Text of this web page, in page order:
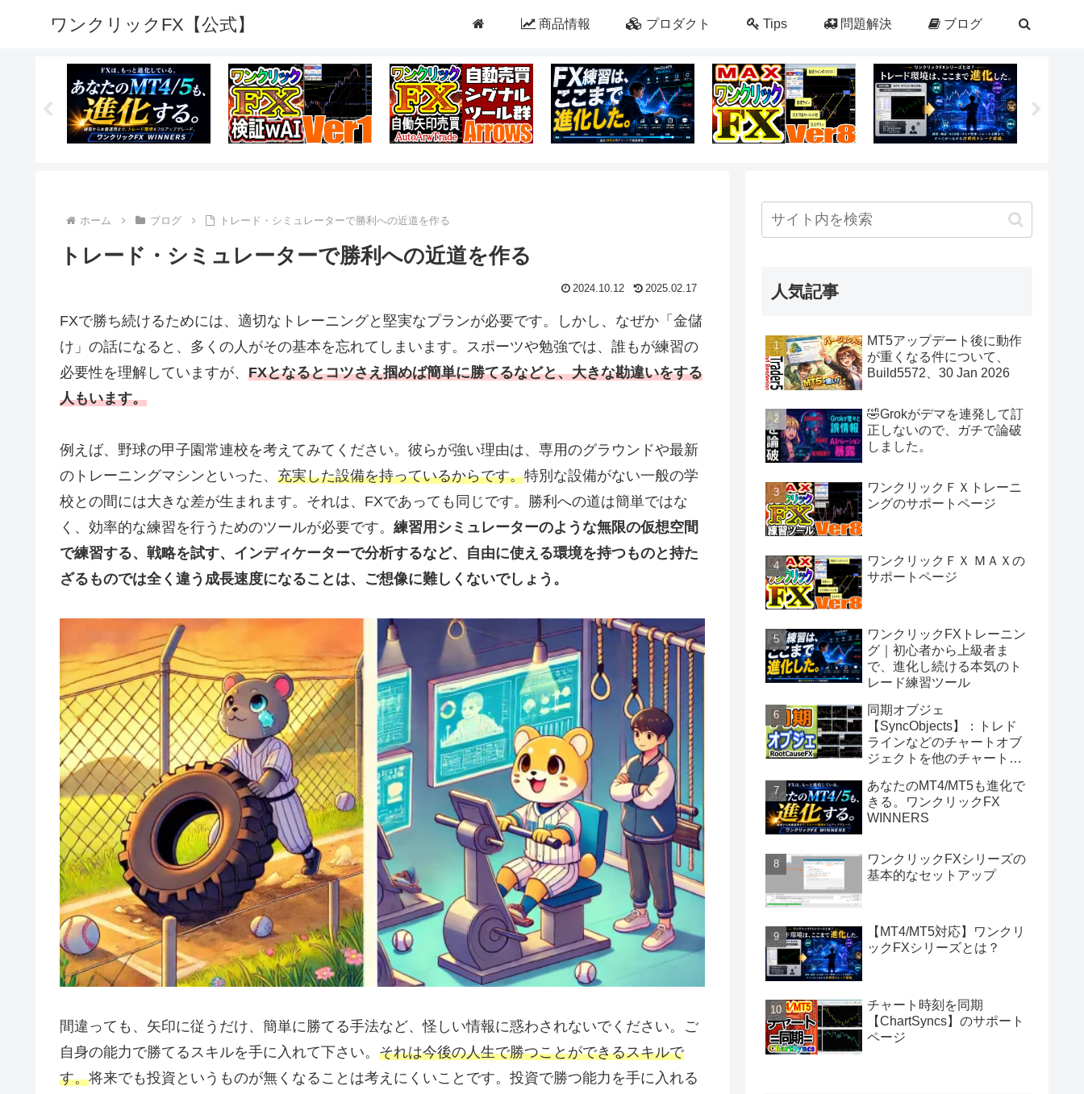
ワンクリックFX【公式】 商品情報 プロダクト Tips 問題解決 ブログ
ホーム ブログ トレード・シミュレーターで勝利への近道を作る
トレード・シミュレーターで勝利への近道を作る
2024.10.12 2025.02.17
FXで勝ち続けるためには、適切なトレーニングと堅実なプランが必要です。しかし、なぜか「金儲
け」の話になると、多くの人がその基本を忘れてしまいます。スポーツや勉強では、誰もが練習の
必要性を理解していますが、 FXとなるとコツさえ掴めば簡単に勝てるなどと、大きな勘違いをする
人もいます。
例えば、野球の甲子園常連校を考えてみてください。彼らが強い理由は、専用のグラウンドや最新
のトレーニングマシンといった、 充実した設備を持っているからです。特別な設備がない一般の学
校との間には大きな差が生まれます。それは、FXであっても同じです。勝利への道は簡単ではな
く、効率的な練習を行うためのツールが必要です。 練習用シミュレーターのような無限の仮想空間
で練習する、戦略を試す、インディケーターで分析するなど、自由に使える環境を持つものと持た
ざるものでは全く違う成長速度になることは、ご想像に難しくないでしょう。
間違っても、矢印に従うだけ、簡単に勝てる手法など、怪しい情報に惑わされないでください。ご
自身の能力で勝てるスキルを手に入れて下さい。 それは今後の人生で勝つことができるスキルで
す。将来でも投資というものが無くなることは考えにくいことです。投資で勝つ能力を手に入れる
人気記事
MT5アップデート後に動作
が重くなる件について、
Build5572、30 Jan 2026
🤣Grokがデマを連発して訂
正しないので、ガチで論破
しました。
ワンクリックＦＸトレーニ
ングのサポートページ
ワンクリックＦＸ ＭＡＸの
サポートページ
ワンクリックFXトレーニン
グ｜初心者から上級者ま
で、進化し続ける本気のト
レード練習ツール
同期オブジェ
【SyncObjects】：トレド
ラインなどのチャートオブ
ジェクトを他のチャートに
あなたのMT4/MT5も進化で
きる。ワンクリックFX
WINNERS
ワンクリックFXシリーズの
基本的なセットアップ
【MT4/MT5対応】ワンクリ
ックFXシリーズとは？
チャート時刻を同期
【ChartSyncs】のサポート
ページ